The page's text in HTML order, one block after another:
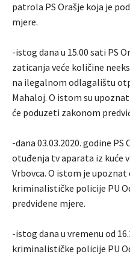
patrola PS Orašje koja je
mjere.
-istog dana u 15.00 sati PS
zaticanja veće količine
na ilegalnom odlagalištu
Mahaloj. O istom su
će poduzeti zakonom
-dana 03.03.2020. godine
otuđenja tv aparata iz kuće
Vrbovca. O istom je
kriminalističke policije PU
predviđene mjere.
-istog dana u vremenu od
kriminalističke policije PU